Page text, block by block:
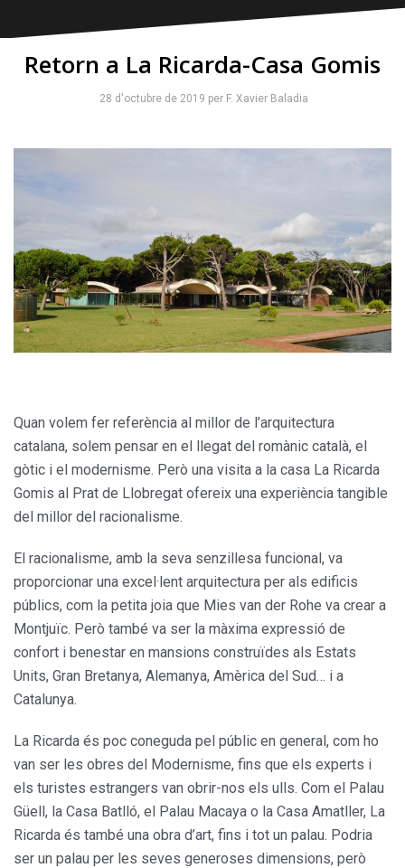
Retorn a La Ricarda-Casa Gomis
28 d'octubre de 2019 per F. Xavier Baladia
Quan volem fer referència al millor de l’arquitectura
catalana, solem pensar en el llegat del romànic català, el
gòtic i el modernisme. Però una visita a la casa La Ricarda
Gomis al Prat de Llobregat ofereix una experiència tangible
del millor del racionalisme.
El racionalisme, amb la seva senzillesa funcional, va
proporcionar una excel·lent arquitectura per als edificis
públics, com la petita joia que Mies van der Rohe va crear a
Montjuïc. Però també va ser la màxima expressió de
confort i benestar en mansions construïdes als Estats
Units, Gran Bretanya, Alemanya, Amèrica del Sud… i a
Catalunya.
La Ricarda és poc coneguda pel públic en general, com ho
van ser les obres del Modernisme, fins que els experts i
els turistes estrangers van obrir-nos els ulls. Com el Palau
Güell, la Casa Batlló, el Palau Macaya o la Casa Amatller, La
Ricarda és també una obra d’art, fins i tot un palau. Podria
ser un palau per les seves generoses dimensions, però